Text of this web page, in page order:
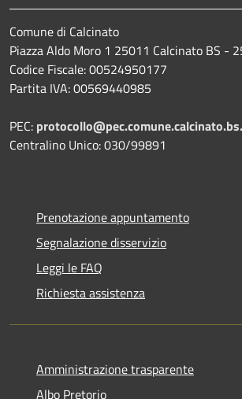
Comune di Calcinato
Piazza Aldo Moro 1 25011 Calcinato BS -
Codice Fiscale: 00524950177
Partita IVA: 00569440985
PEC:
Centralino Unico: 030/99891
Prenotazione appuntamento
Segnalazione disservizio
Leggi le FAQ
Richiesta assistenza
Amministrazione trasparente
Albo Pretorio